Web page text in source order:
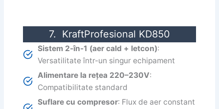
7. KraftProfesional KD850
Sistem 2-în-1 (aer cald + letcon):
Versatilitate într-un singur echipament
Alimentare la rețea 220–230V:
Compatibilitate standard
Suflare cu compresor: Flux de aer constant